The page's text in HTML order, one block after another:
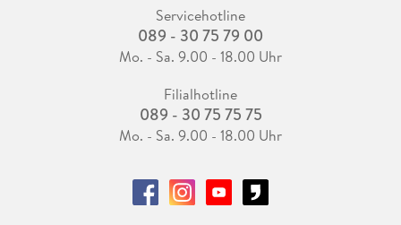
Servicehotline
089 - 30 75 79 00
Mo. - Sa. 9.00 - 18.00 Uhr
Filialhotline
089 - 30 75 75 75
Mo. - Sa. 9.00 - 18.00 Uhr